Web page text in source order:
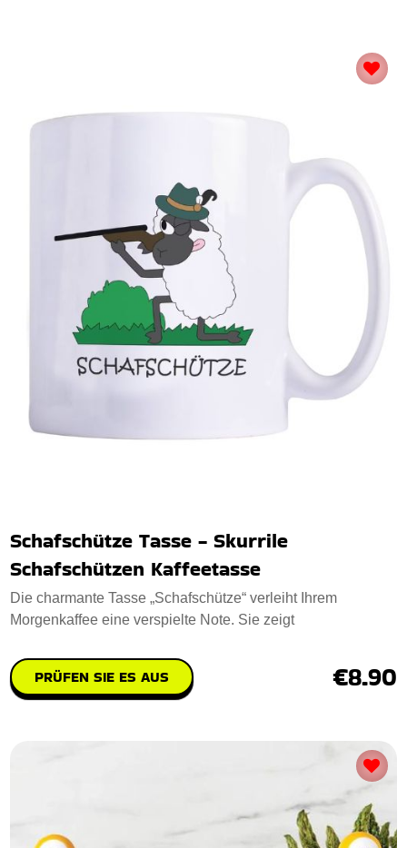
Schafschütze Tasse - Skurrile
Schafschützen Kaffeetasse
Die charmante Tasse „Schafschütze“ verleiht Ihrem
Morgenkaffee eine verspielte Note. Sie zeigt
PRÜFEN SIE ES AUS €8.90